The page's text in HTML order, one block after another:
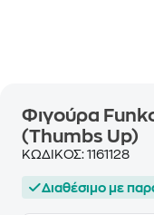
Φιγούρα
(Thumbs Up)
ΚΩΔΙΚΟΣ: 1161128
Διαθέσιμο με